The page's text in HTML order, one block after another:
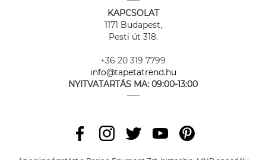
KAPCSOLAT
1171 Budapest,
Pesti út 318.
+36 20 319 7799
info@tapetatrend.hu
NYITVATARTÁS MA: 09:00-13:00